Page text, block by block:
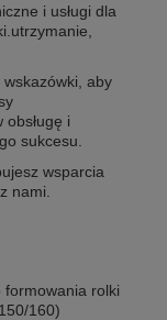
i usługi dla
aby
i
sukcesu.
wsparcia
nami.
formowania rolki
160)